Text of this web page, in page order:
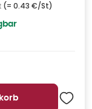
(= 0.43 €/St)